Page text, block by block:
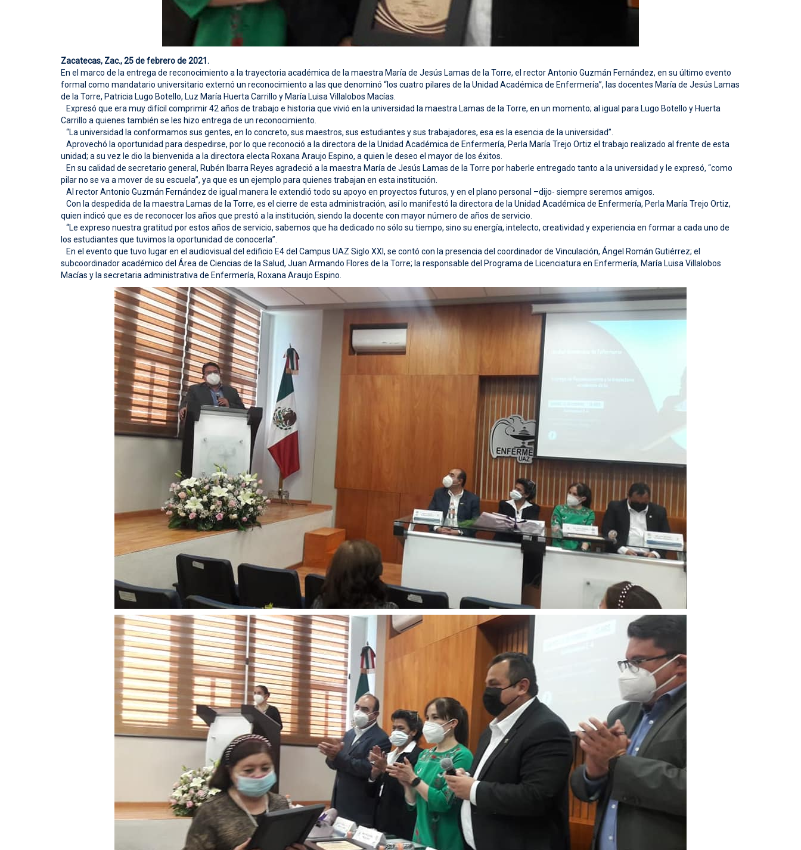
Zacatecas, Zac., 25 de febrero de 2021.
En el marco de la entrega de reconocimiento a la trayectoria académica de la maestra María de Jesús Lamas de la Torre, el rector Antonio Guzmán Fernández, en su último evento
formal como mandatario universitario externó un reconocimiento a las que denominó “los cuatro pilares de la Unidad Académica de Enfermería”, las docentes María de Jesús Lamas
de la Torre, Patricia Lugo Botello, Luz María Huerta Carrillo y María Luisa Villalobos Macías.
Expresó que era muy difícil comprimir 42 años de trabajo e historia que vivió en la universidad la maestra Lamas de la Torre, en un momento; al igual para Lugo Botello y Huerta
Carrillo a quienes también se les hizo entrega de un reconocimiento.
“La universidad la conformamos sus gentes, en lo concreto, sus maestros, sus estudiantes y sus trabajadores, esa es la esencia de la universidad”.
Aprovechó la oportunidad para despedirse, por lo que reconoció a la directora de la Unidad Académica de Enfermería, Perla María Trejo Ortiz el trabajo realizado al frente de esta
unidad; a su vez le dio la bienvenida a la directora electa Roxana Araujo Espino, a quien le deseo el mayor de los éxitos.
En su calidad de secretario general, Rubén Ibarra Reyes agradeció a la maestra María de Jesús Lamas de la Torre por haberle entregado tanto a la universidad y le expresó, “como
pilar no se va a mover de su escuela”, ya que es un ejemplo para quienes trabajan en esta institución.
Al rector Antonio Guzmán Fernández de igual manera le extendió todo su apoyo en proyectos futuros, y en el plano personal –dijo- siempre seremos amigos.
Con la despedida de la maestra Lamas de la Torre, es el cierre de esta administración, así lo manifestó la directora de la Unidad Académica de Enfermería, Perla María Trejo Ortiz,
quien indicó que es de reconocer los años que prestó a la institución, siendo la docente con mayor número de años de servicio.
“Le expreso nuestra gratitud por estos años de servicio, sabemos que ha dedicado no sólo su tiempo, sino su energía, intelecto, creatividad y experiencia en formar a cada uno de
los estudiantes que tuvimos la oportunidad de conocerla”.
En el evento que tuvo lugar en el audiovisual del edificio E4 del Campus UAZ Siglo XXI, se contó con la presencia del coordinador de Vinculación, Ángel Román Gutiérrez; el
subcoordinador académico del Área de Ciencias de la Salud, Juan Armando Flores de la Torre; la responsable del Programa de Licenciatura en Enfermería, María Luisa Villalobos
Macías y la secretaria administrativa de Enfermería, Roxana Araujo Espino.